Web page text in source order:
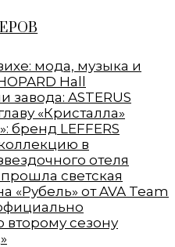
мода, музыка и
Hall
завода: ASTERUS
«Кристалла»
бренд LEFFERS
в
отеля
светская
«Рубель» от AVA Team
второму сезону